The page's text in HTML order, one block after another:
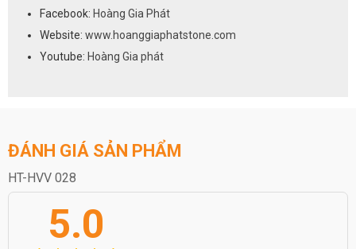
Facebook: Hoàng Gia Phát
Website: www.hoanggiaphatstone.com
Youtube: Hoàng Gia phát
ĐÁNH GIÁ SẢN PHẨM
HT-HVV 028
5.0